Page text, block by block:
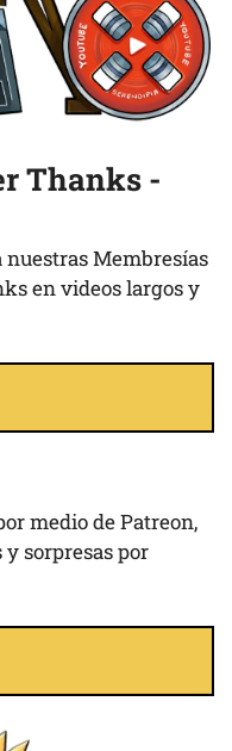
Thanks -
nuestras Membresías
en videos largos y
medio de Patreon,
sorpresas por